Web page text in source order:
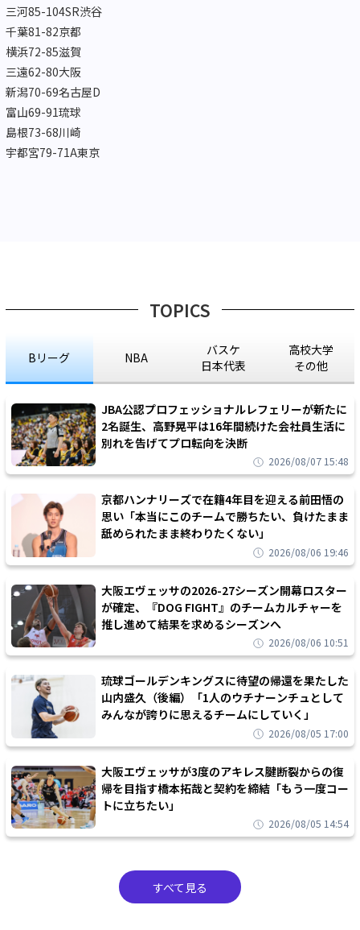
三河85-104SR渋谷
千葉81-82京都
横浜72-85滋賀
三遠62-80大阪
新潟70-69名古屋D
富山69-91琉球
島根73-68川崎
宇都宮79-71A東京
TOPICS
Bリーグ NBA
バスケ
日本代表
高校大学
その他
JBA公認プロフェッショナルレフェリーが新たに
2名誕生、高野晃平は16年間続けた会社員生活に
別れを告げてプロ転向を決断
2026/08/07 15:48
京都ハンナリーズで在籍4年目を迎える前田悟の
思い「本当にこのチームで勝ちたい、負けたまま
舐められたまま終わりたくない」
2026/08/06 19:46
大阪エヴェッサの2026-27シーズン開幕ロスター
が確定、『DOG FIGHT』のチームカルチャーを
推し進めて結果を求めるシーズンへ
2026/08/06 10:51
琉球ゴールデンキングスに待望の帰還を果たした
山内盛久（後編）「1人のウチナーンチュとして
みんなが誇りに思えるチームにしていく」
2026/08/05 17:00
大阪エヴェッサが3度のアキレス腱断裂からの復
帰を目指す橋本拓哉と契約を締結「もう一度コー
トに立ちたい」
2026/08/05 14:54
すべて見る